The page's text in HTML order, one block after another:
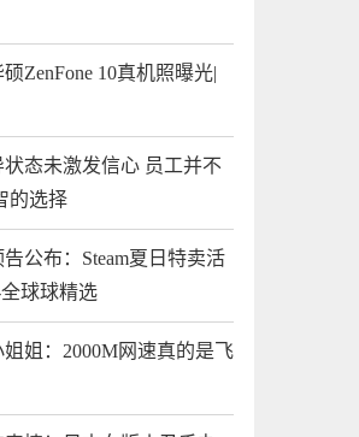
ZenFone 10真机照曝光|
态未激发信心 员工并不
的选择
公布：Steam夏日特卖活
球球精选
姐：2000M网速真的是飞